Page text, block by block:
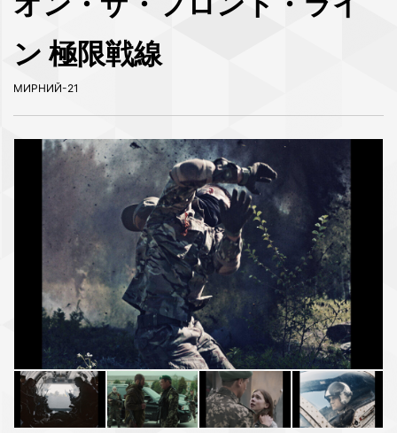
ン 極限戦線
МИРНИЙ-21